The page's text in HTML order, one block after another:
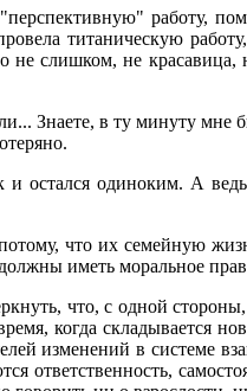
работу,
титаническую
не слишком, не
Знаете, в ту минуту мне
и остался одиноким. А
что их семейную
иметь моральное
что, с одной
когда складывается
изменений в системе
ответственность,